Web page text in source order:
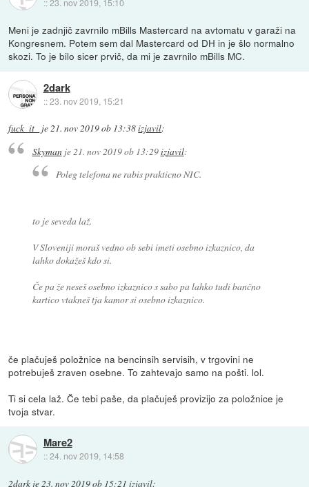
Meni je zadnjič zavrnilo mBills Mastercard na avtomatu v garaži na
Kongresnem. Potem sem dal Mastercard od DH in je šlo normalno
skozi. To je bilo sicer prvič, da mi je zavrnilo mBills MC.
2dark
::23. nov 2019, 15:21
fuck_it_ je21. nov 2019 ob 13:38izjavil:
Skymanje21. nov 2019 ob 13:29izjavil:
Poleg telefona ne rabis prakticno NIC.
to je seveda laž.
V Sloveniji moraš vedno ob sebi imeti osebno izkaznico, da
lahko dokažeš kdo si.
Če pa že neseš osebno izkaznico s sabo pa lahko tudi bančno
kartico vtakneš tja kamor si osebno izkaznico.
če plačuješ položnice na bencinsih servisih, v trgovini ne
potrebuješ zraven osebne. To zahtevajo samo na pošti. lol.
Ti si cela laž. Če tebi paše, da plačuješ provizijo za položnice je
tvoja stvar.
Mare2
::24. nov 2019, 14:58
2dark je23. nov 2019 ob 15:21 izjavil: